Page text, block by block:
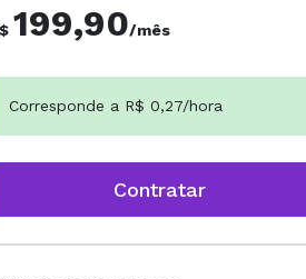
199,90/mês
Corresponde a R$ 0,27/hora
Contratar